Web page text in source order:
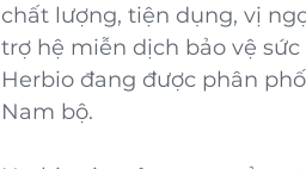
chất lượng, tiện dụng, vị
trợ hệ miễn dịch bảo vệ
Herbio đang được phân
Nam bộ.